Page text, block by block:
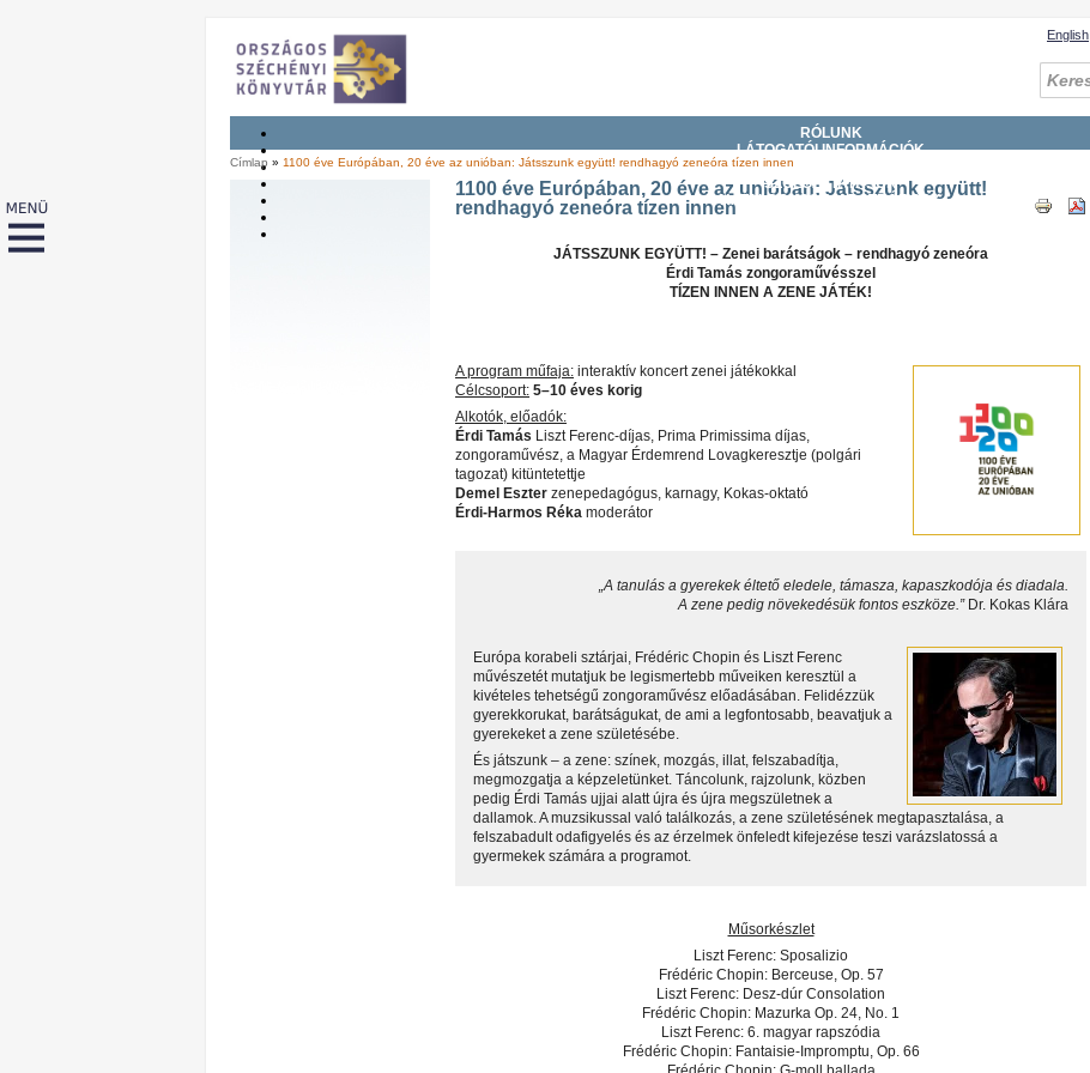
English
RÓLUNK
LÁTOGATÓI INFORMÁCIÓK
GYŰJTEMÉNYEK
SZOLGÁLTATÁSOK
KATALÓGUSOK, ADATBÁZISOK
Címlap » 1100 éve Európában, 20 éve az unióban: Játsszunk együtt! rendhagyó zeneóra tízen innen
1100 éve Európában, 20 éve az unióban: Játsszunk együtt!
rendhagyó zeneóra tízen innen
JÁTSSZUNK EGYÜTT! – Zenei barátságok – rendhagyó zeneóra
Érdi Tamás zongoraművésszel
TÍZEN INNEN A ZENE JÁTÉK!
A program műfaja: interaktív koncert zenei játékokkal
Célcsoport: 5–10 éves korig
Alkotók, előadók:
Érdi Tamás Liszt Ferenc-díjas, Prima Primissima díjas,
zongoraművész, a Magyar Érdemrend Lovagkeresztje (polgári
tagozat) kitüntetettje
Demel Eszter zenepedagógus, karnagy, Kokas-oktató
Érdi-Harmos Réka moderátor
„A tanulás a gyerekek éltető eledele, támasza, kapaszkodója és diadala.
A zene pedig növekedésük fontos eszköze.”Dr. Kokas Klára
Európa korabeli sztárjai, Frédéric Chopin és Liszt Ferenc
művészetét mutatjuk be legismertebb műveiken keresztül a
kivételes tehetségű zongoraművész előadásában. Felidézzük
gyerekkorukat, barátságukat, de ami a legfontosabb, beavatjuk a
gyerekeket a zene születésébe.
És játszunk – a zene: színek, mozgás, illat, felszabadítja,
megmozgatja a képzeletünket. Táncolunk, rajzolunk, közben
pedig Érdi Tamás ujjai alatt újra és újra megszületnek a
dallamok. A muzsikussal való találkozás, a zene születésének megtapasztalása, a
felszabadult odafigyelés és az érzelmek önfeledt kifejezése teszi varázslatossá a
gyermekek számára a programot.
Műsorkészlet
Liszt Ferenc: Sposalizio
Frédéric Chopin: Berceuse, Op. 57
Liszt Ferenc: Desz-dúr Consolation
Frédéric Chopin: Mazurka Op. 24, No. 1
Liszt Ferenc: 6. magyar rapszódia
Frédéric Chopin: Fantaisie-Impromptu, Op. 66